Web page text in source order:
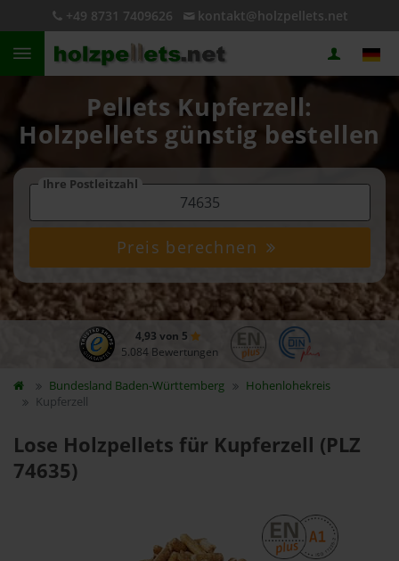
+49 8731 7409626 kontakt@holzpellets.net
Pellets Kupferzell:
Holzpellets günstig bestellen
Ihre Postleitzahl
Preis berechnen
4,93 von 5
5.084 Bewertungen
Bundesland Baden-Württemberg
Hohenlohekreis
Kupferzell
Lose Holzpellets für Kupferzell (PLZ
74635)